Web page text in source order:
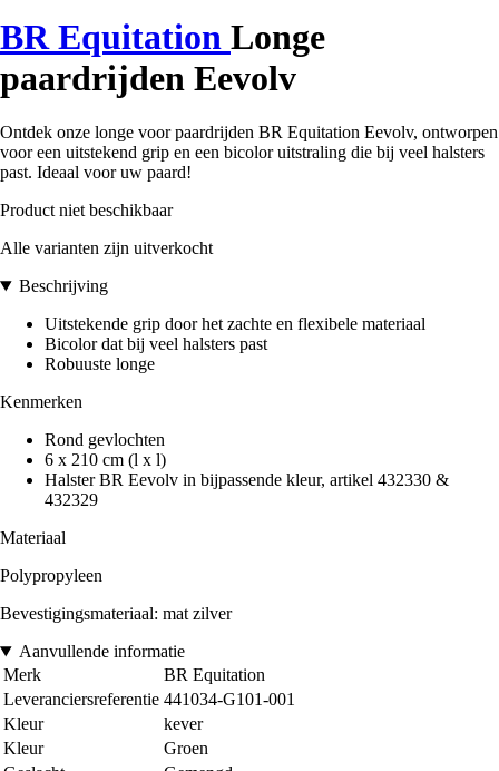
BR Equitation Longe
paardrijden Eevolv
Ontdek onze longe voor paardrijden BR Equitation Eevolv, ontworpen
voor een uitstekend grip en een bicolor uitstraling die bij veel halsters
past. Ideaal voor uw paard!
Product niet beschikbaar
Alle varianten zijn uitverkocht
Beschrijving
Uitstekende grip door het zachte en flexibele materiaal
Bicolor dat bij veel halsters past
Robuuste longe
Kenmerken
Rond gevlochten
6 x 210 cm (l x l)
Halster BR Eevolv in bijpassende kleur, artikel 432330 &
432329
Materiaal
Polypropyleen
Bevestigingsmateriaal: mat zilver
Aanvullende informatie
Merk
BR Equitation
Leveranciersreferentie 441034-G101-001
Kleur
kever
Kleur
Groen